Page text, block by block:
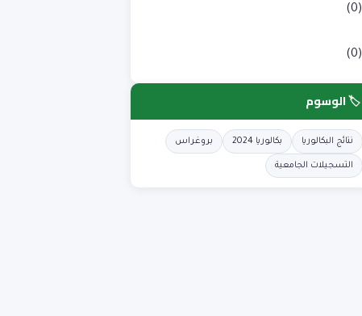
(0)
(0)
🏷️ الوسوم
نتائج البكالوريا بكالوريا 2024 بروغراس
التسجيلات الجامعية